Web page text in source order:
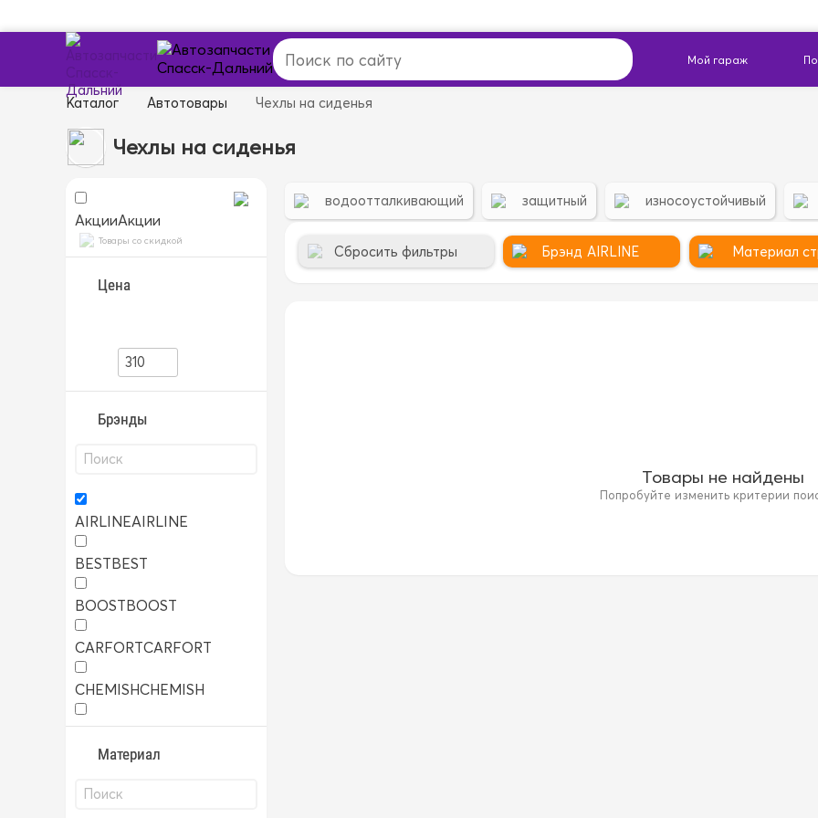
Каталог Автотовары Чехлы на сиденья
Чехлы на сиденья
АкцииАкции
Товары со скидкой
Цена
Брэнды
AIRLINEAIRLINE
BESTBEST
BOOSTBOOST
CARFORTCARFORT
CHEMISHCHEMISH
TRSTRS
Материал
водоотталкивающий защитный износоустойчивый
Сбросить фильтры Брэнд AIRLINE Материал
Товары не найдены
Попробуйте изменить критерии